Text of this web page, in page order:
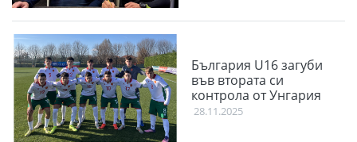
България U16 загуби
във втората си
контрола от Унгария
28.11.2025